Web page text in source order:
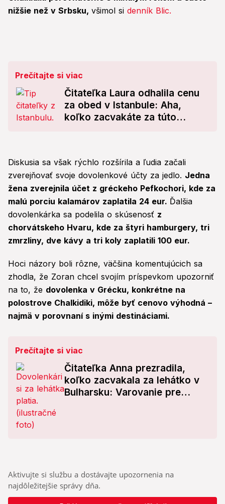
nižšie než v Srbsku, všimol si denník Blic.
Prečítajte si viac
Čitateľka Laura odhalila cenu
za obed v Istanbule: Aha,
koľko zacvakáte za túto
Diskusia sa však rýchlo rozšírila a ľudia začali
zverejňovať svoje dovolenkové účty za jedlo. Jedna
žena zverejnila účet z gréckeho Pefkochori, kde za
malú porciu kalamárov zaplatila 24 eur. Ďalšia
dovolenkárka sa podelila o skúsenosť z
chorvátskeho Hvaru, kde za štyri hamburgery, tri
zmrzliny, dve kávy a tri koly zaplatili 100 eur.
Hoci názory boli rôzne, väčšina komentujúcich sa
zhodla, že Zoran chcel svojím príspevkom upozorniť
na to, že dovolenka v Grécku, konkrétne na
polostrove Chalkidiki, môže byť cenovo výhodná –
najmä v porovnaní s inými destináciami.
Prečítajte si viac
Čitateľka Anna prezradila,
koľko zacvakala za lehátko v
Bulharsku: Varovanie pre
Aktivujte si službu a dostávajte upozornenia na
najdôležitejšie správy dňa.